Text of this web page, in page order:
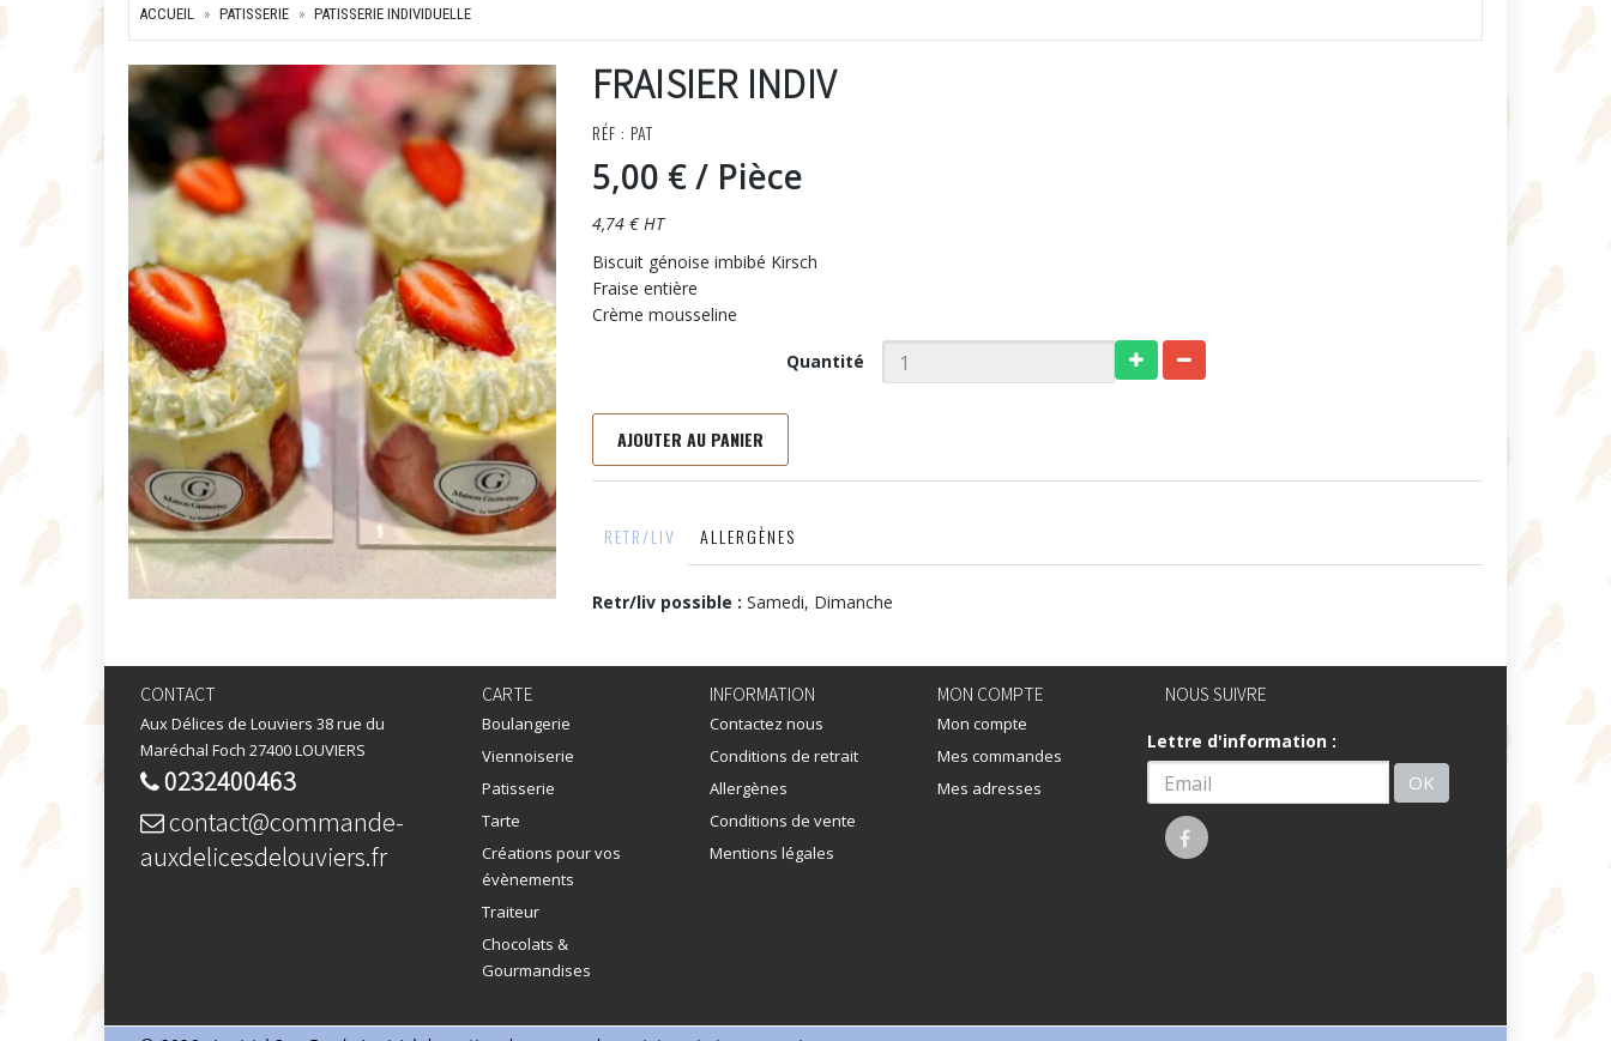
ACCUEIL PATISSERIE PATISSERIE INDIVIDUELLE
FRAISIER INDIV
RÉF : PAT
5,00 €/ Pièce
4,74 € HT
Biscuit génoise imbibé Kirsch
Fraise entière
Crème mousseline
Quantité
AJOUTER AU PANIER
RETR/LIV ALLERGÈNES
Retr/liv possible : Samedi, Dimanche
CONTACT
Aux Délices de Louviers 38 rue du
Maréchal Foch 27400 LOUVIERS
0232400463
contact@commande-
auxdelicesdelouviers.fr
CARTE
Boulangerie
Viennoiserie
Patisserie
Tarte
Créations pour vos
évènements
Traiteur
Chocolats &
Gourmandises
INFORMATION
Contactez nous
Conditions de retrait
Allergènes
Conditions de vente
Mentions légales
MON COMPTE
Mon compte
Mes commandes
Mes adresses
NOUS SUIVRE
Lettre d'information :
OK